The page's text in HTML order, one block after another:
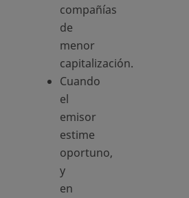
compañías
de
menor
capitalización.
Cuando
el
emisor
estime
oportuno,
y
en